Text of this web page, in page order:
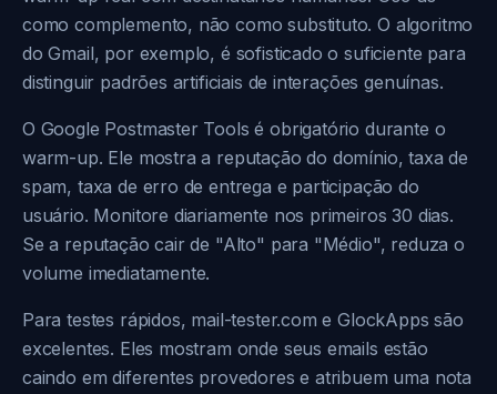
como complemento, não como substituto. O algoritmo
do Gmail, por exemplo, é sofisticado o suficiente para
distinguir padrões artificiais de interações genuínas.
O Google Postmaster Tools é obrigatório durante o
warm-up. Ele mostra a reputação do domínio, taxa de
spam, taxa de erro de entrega e participação do
usuário. Monitore diariamente nos primeiros 30 dias.
Se a reputação cair de "Alto" para "Médio", reduza o
volume imediatamente.
Para testes rápidos, mail-tester.com e GlockApps são
excelentes. Eles mostram onde seus emails estão
caindo em diferentes provedores e atribuem uma nota